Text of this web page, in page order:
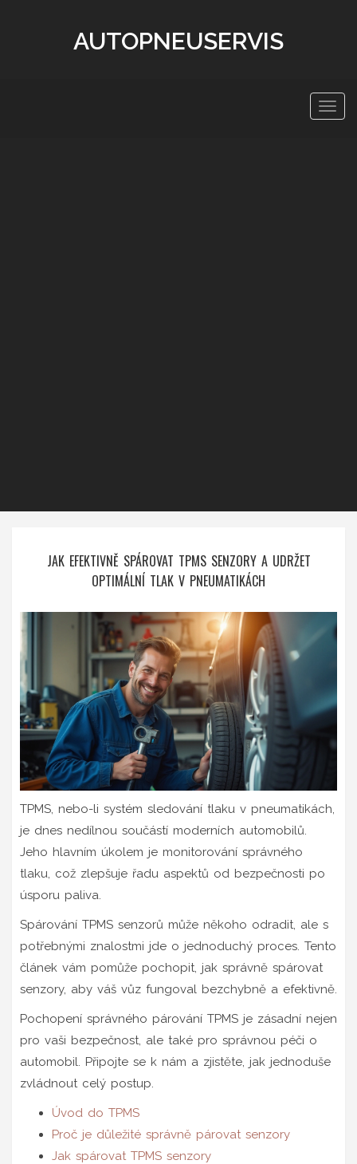
AUTOPNEUSERVIS
JAK EFEKTIVNĚ SPÁROVAT TPMS SENZORY A UDRŽET
OPTIMÁLNÍ TLAK V PNEUMATIKÁCH
TPMS, nebo-li systém sledování tlaku v pneumatikách,
je dnes nedílnou součástí moderních automobilů.
Jeho hlavním úkolem je monitorování správného
tlaku, což zlepšuje řadu aspektů od bezpečnosti po
úsporu paliva.
Spárování TPMS senzorů může někoho odradit, ale s
potřebnými znalostmi jde o jednoduchý proces. Tento
článek vám pomůže pochopit, jak správně spárovat
senzory, aby váš vůz fungoval bezchybně a efektivně.
Pochopení správného párování TPMS je zásadní nejen
pro vaši bezpečnost, ale také pro správnou péči o
automobil. Připojte se k nám a zjistěte, jak jednoduše
zvládnout celý postup.
Úvod do TPMS
Proč je důležité správně párovat senzory
Jak spárovat TPMS senzory